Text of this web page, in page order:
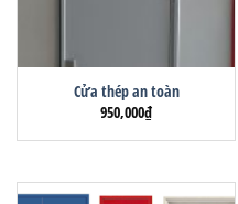
Cửa thép an toàn
950,000₫